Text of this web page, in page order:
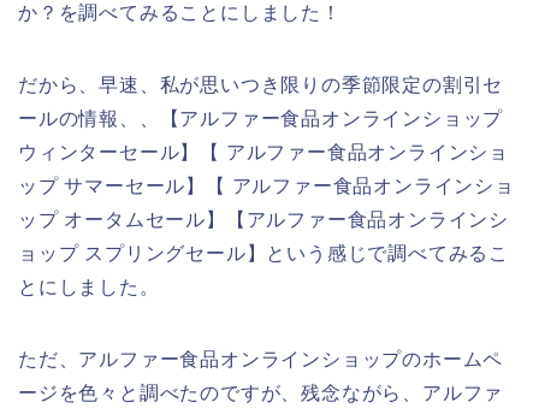
か？を調べてみることにしました！
だから、早速、私が思いつき限りの季節限定の割引セ
ールの情報、、【アルファー食品オンラインショップ
ウィンターセール】【 アルファー食品オンラインショ
ップ サマーセール】【 アルファー食品オンラインショ
ップ オータムセール】【アルファー食品オンラインシ
ョップ スプリングセール】という感じで調べてみるこ
とにしました。
ただ、アルファー食品オンラインショップのホームペ
ージを色々と調べたのですが、残念ながら、アルファ